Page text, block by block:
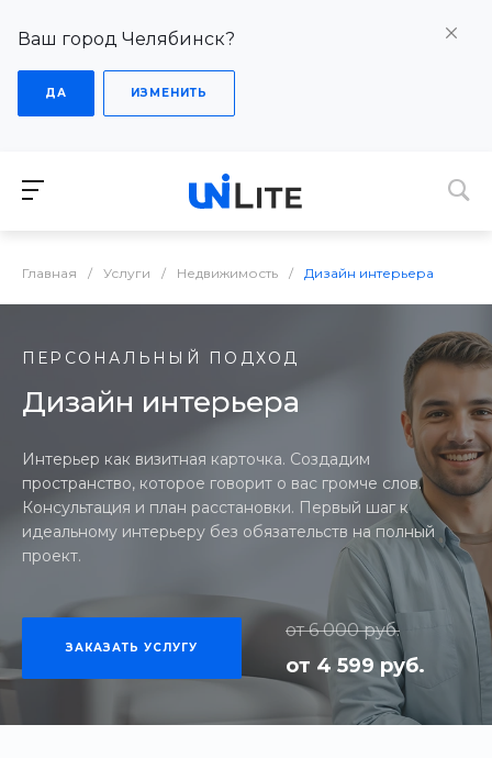
Ваш город Челябинск?
ДА ИЗМЕНИТЬ
Главная / Услуги / Недвижимость / Дизайн интерьера
ПЕРСОНАЛЬНЫЙ ПОДХОД
Дизайн интерьера
Интерьер как визитная карточка. Создадим
пространство, которое говорит о вас громче слов.
Консультация и план расстановки. Первый шаг к
идеальному интерьеру без обязательств на полный
проект.
ЗАКАЗАТЬ УСЛУГУ
от 6 000 руб.
от 4 599 руб.